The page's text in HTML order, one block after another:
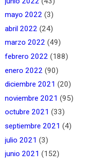
mayo 2022 (3)
abril 2022 (24)
marzo 2022 (49)
febrero 2022 (188)
enero 2022 (90)
diciembre 2021 (20)
noviembre 2021 (95)
octubre 2021 (33)
septiembre 2021 (4)
julio 2021 (3)
junio 2021 (152)